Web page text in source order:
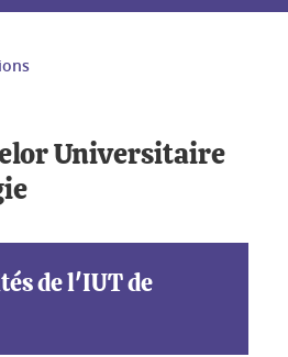
Universitaire
de l'IUT de